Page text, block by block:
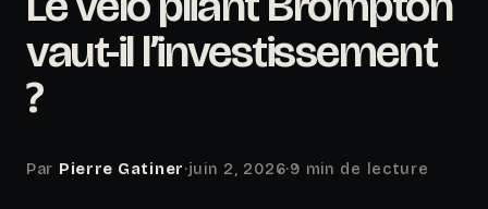
vaut-il l’investissement
?
Par Pierre Gatiner·juin 2, 2026·9 min de lecture